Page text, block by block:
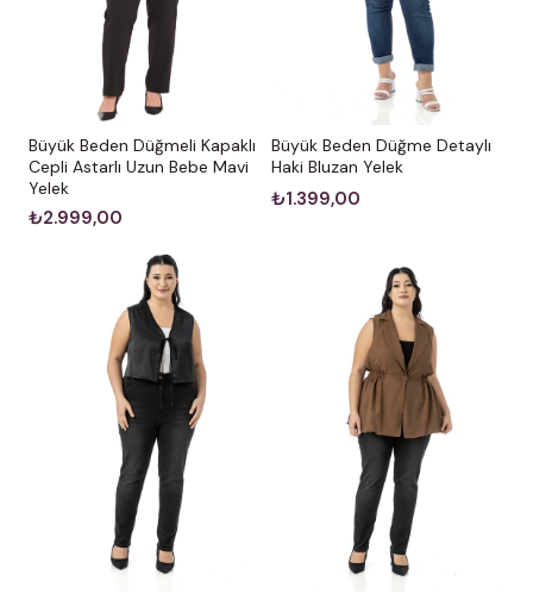
Büyük Beden Düğmeli Kapaklı
Cepli Astarlı Uzun Bebe Mavi
Yelek
₺2.999,00
Büyük Beden Düğme Detaylı
Haki Bluzan Yelek
₺1.399,00